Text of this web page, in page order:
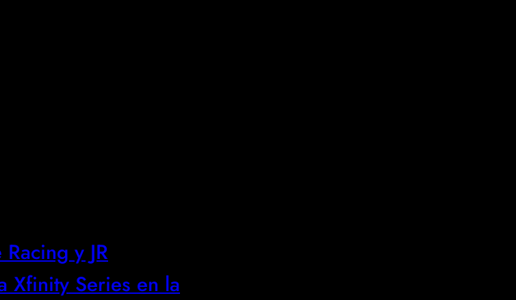
y JR
Xfinity Series en la